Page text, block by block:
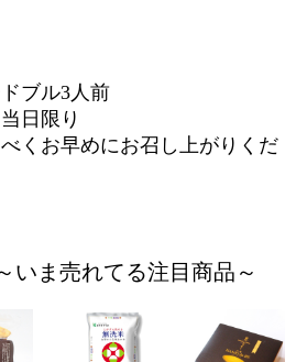
ブル3人前
日限り
くお早めにお召し上がりくだ
いま売れてる注目商品～